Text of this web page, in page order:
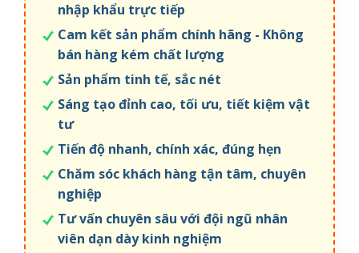
nhập khẩu trực tiếp
Cam kết sản phẩm chính hãng - Không
bán hàng kém chất lượng
Sản phẩm tinh tế, sắc nét
Sáng tạo đỉnh cao, tối ưu, tiết kiệm vật
tư
Tiến độ nhanh, chính xác, đúng hẹn
Chăm sóc khách hàng tận tâm, chuyên
nghiệp
Tư vấn chuyên sâu với đội ngũ nhân
viên dạn dày kinh nghiệm